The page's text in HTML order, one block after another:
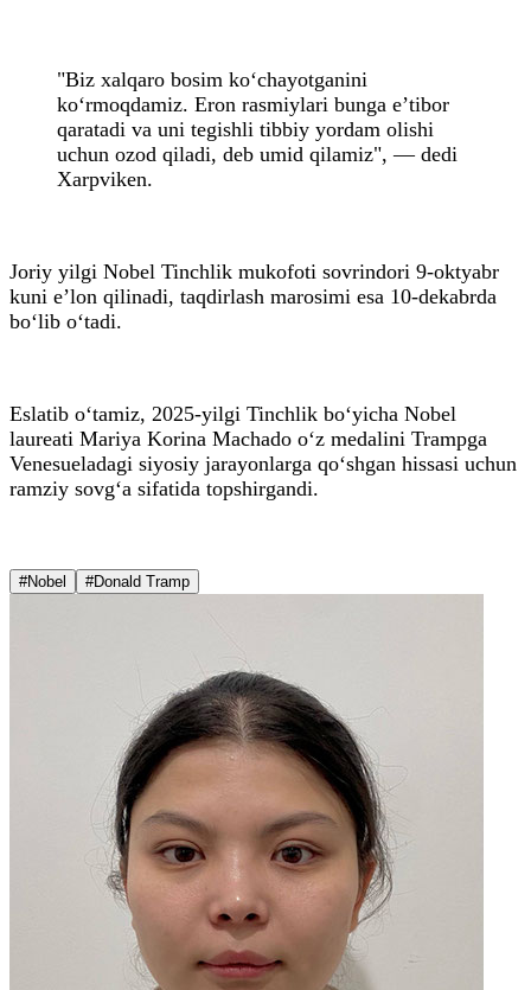
"Biz xalqaro bosim ko‘chayotganini
ko‘rmoqdamiz. Eron rasmiylari bunga e’tibor
qaratadi va uni tegishli tibbiy yordam olishi
uchun ozod qiladi, deb umid qilamiz", — dedi
Xarpviken.
Joriy yilgi Nobel Tinchlik mukofoti sovrindori 9-oktyabr
kuni e’lon qilinadi, taqdirlash marosimi esa 10-dekabrda
bo‘lib o‘tadi.
Eslatib o‘tamiz, 2025-yilgi Tinchlik bo‘yicha Nobel
laureati Mariya Korina Machado o‘z medalini Trampga
Venesueladagi siyosiy jarayonlarga qo‘shgan hissasi uchun
ramziy sovg‘a sifatida topshirgandi.
#Nobel #Donald Tramp